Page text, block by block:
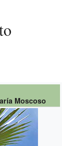
Moscoso